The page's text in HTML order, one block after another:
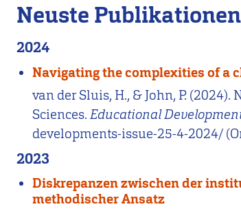
Neuste Publikationen
2024
Navigating the complexities of a
van der Sluis, H., & John, P.
Sciences.Educational
developments-issue-25-4-2024/
2023
Diskrepanzen zwischen der
methodischer Ansatz